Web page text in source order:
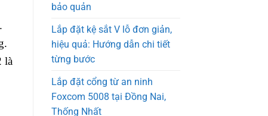
là
bảo quản
Lắp đặt kệ sắt V lỗ đơn giản,
hiệu quả: Hướng dẫn chi tiết
từng bước
Lắp đặt cổng từ an ninh
Foxcom 5008 tại Đồng Nai,
Thống Nhất